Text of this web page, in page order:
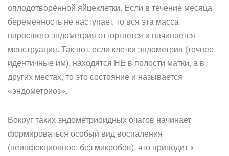
оплодотворённой яйцеклетки. Если в течение месяца
беременность не наступает, то вся эта масса
наросшего эндометрия отторгается и начинается
менструация. Так вот, если клетки эндометрия (точнее
идентичные им), находятся НЕ в полости матки, а в
других местах, то это состояние и называется
«эндометриоз».
Вокруг таких эндометриоидных очагов начинает
формироваться особый вид воспаления
(неинфекционное, без микробов), что приводит к